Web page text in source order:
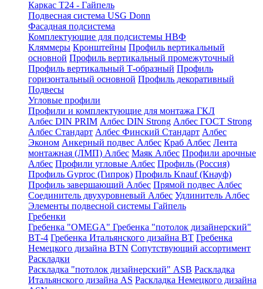
Каркас Т24 - Гайпель
Подвесная система USG Donn
Фасадная подсистема
Комплектующие для подсистемы НВФ
Кляммеры Кронштейны Профиль вертикальный
основной Профиль вертикальный промежуточный
Профиль вертикальный Т-образный Профиль
горизонтальный основной Профиль декоративный
Подвесы
Угловые профили
Профили и комплектующие для монтажа ГКЛ
Албес DIN PRIM Албес DIN Strong Албес ГОСТ Strong
Албес Стандарт Албес Финский Стандарт Албес
Эконом Анкерный подвес Албес Краб Албес Лента
монтажная (ЛМП) Албес Маяк Албес Профили арочные
Албес Профили угловые Албес Профиль (Россия)
Профиль Gyproc (Гипрок) Профиль Knauf (Кнауф)
Профиль завершающий Албес Прямой подвес Албес
Соединитель двухуровневый Албес Удлинитель Албес
Элементы подвесной системы Гайпель
Гребенки
Гребенка "OMEGA" Гребенка "потолок дизайнерский"
ВТ-4 Гребенка Итальянского дизайна BT Гребенка
Немецкого дизайна ВТN Сопутствующий ассортимент
Раскладки
Раскладка "потолок дизайнерский" ASB Раскладка
Итальянского дизайна AS Раскладка Немецкого дизайна